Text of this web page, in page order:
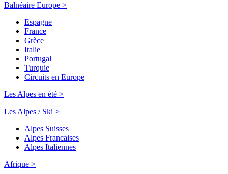
Balnéaire Europe >
Espagne
France
Grèce
Italie
Portugal
Turquie
Circuits en Europe
Les Alpes en été >
Les Alpes / Ski >
Alpes Suisses
Alpes Francaises
Alpes Italiennes
Afrique >